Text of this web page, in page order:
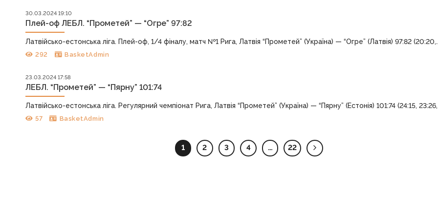
30.03.2024 19:10
Плей-оф ЛЕБЛ. “Прометей” — “Огре” 97:82
Латвійсько-естонська ліга. Плей-оф, 1/4 фіналу, матч №1 Рига, Латвія “Прометей” (Україна) — “Огре” (Латвія) 97:82
292 BasketAdmin
23.03.2024 17:58
ЛЕБЛ. “Прометей” — “Пярну” 101:74
Латвійсько-естонська ліга. Регулярний чемпіонат Рига, Латвія “Прометей” (Україна) — “Пярну” (Естонія) 101:74 (24:15,
57 BasketAdmin
1 2 3 4 … 22